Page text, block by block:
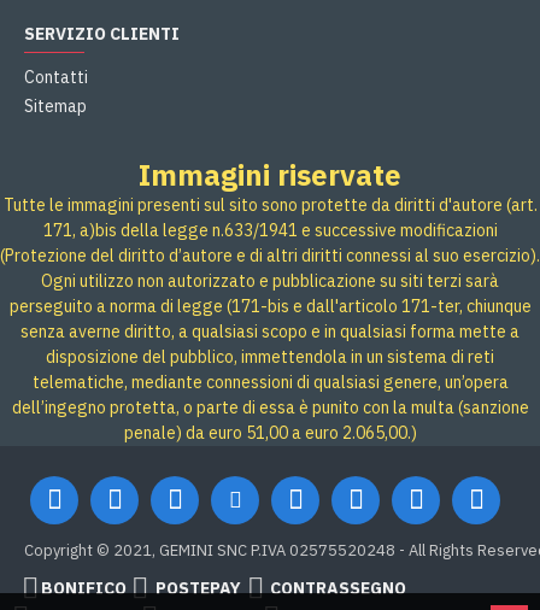
SERVIZIO CLIENTI
Contatti
Sitemap
Immagini riservate
Tutte le immagini presenti sul sito sono protette da diritti d'autore (art.
171, a)bis della legge n.633/1941 e successive modificazioni
(Protezione del diritto d’autore e di altri diritti connessi al suo esercizio).
Ogni utilizzo non autorizzato e pubblicazione su siti terzi sarà
perseguito a norma di legge (171-bis e dall'articolo 171-ter, chiunque
senza averne diritto, a qualsiasi scopo e in qualsiasi forma mette a
disposizione del pubblico, immettendola in un sistema di reti
telematiche, mediante connessioni di qualsiasi genere, un’opera
dell’ingegno protetta, o parte di essa è punito con la multa (sanzione
penale) da euro 51,00 a euro 2.065,00.)
Copyright © 2021, GEMINI SNC P.IVA 02575520248 - All Rights
BONIFICO POSTEPAY
CONTRASSEGNO